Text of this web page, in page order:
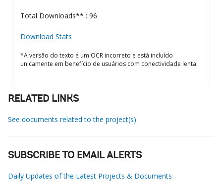
Total Downloads** : 96
Download Stats
*A versão do texto é um OCR incorreto e está incluído
unicamente em benefício de usuários com conectividade lenta.
RELATED LINKS
See documents related to the project(s)
SUBSCRIBE TO EMAIL ALERTS
Daily Updates of the Latest Projects & Documents